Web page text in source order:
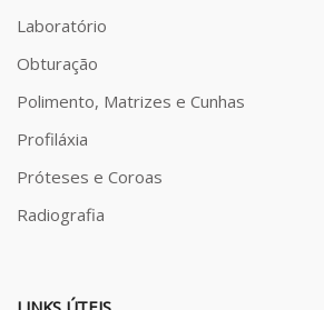
Laboratório
Obturação
Polimento, Matrizes e Cunhas
Profiláxia
Próteses e Coroas
Radiografia